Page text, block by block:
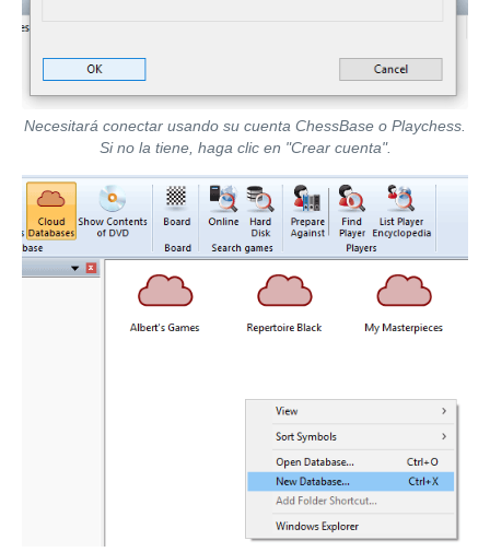
Necesitará conectar usando su cuenta ChessBase o Playchess.
Si no la tiene, haga clic en "Crear cuenta".